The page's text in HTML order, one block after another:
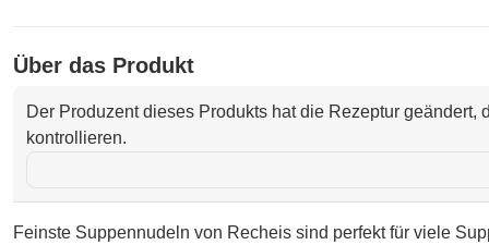
Über das Produkt
Der Produzent dieses Produkts hat die Rezeptur
kontrollieren.
Feinste Suppennudeln von Recheis sind perfekt für viele